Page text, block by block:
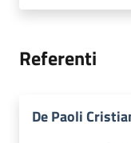
Referenti
De Paoli